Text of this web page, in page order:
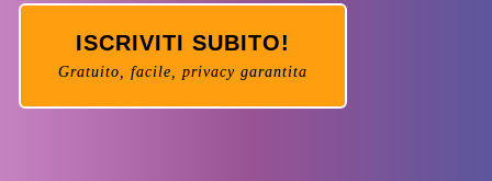
ISCRIVITI SUBITO!
Gratuito, facile, privacy garantita